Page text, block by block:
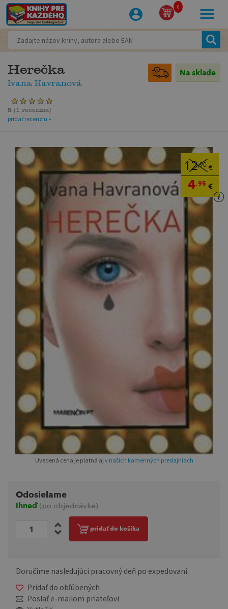
0
Herečka
Ivana Havranová
Na sklade
5 ( 1 recenzia)
pridať recenziu »
12,90 €
4,95 €
Uvedená cena je platná aj v našich kamenných predajniach
Odosielame
Ihneď(po objednávke)
pridať do košíka
Doručíme nasledujúci pracovný deň po expedovaní.
Pridať do obľúbených
Poslať e-mailom priateľovi